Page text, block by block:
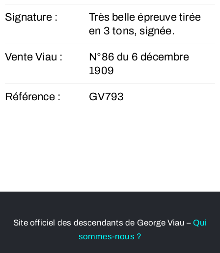
Signature :
Très belle épreuve tirée
en 3 tons, signée.
Vente Viau :
N°86 du 6 décembre
1909
Référence : GV793
Site officiel des descendants de George Viau – Qui
sommes-nous ?